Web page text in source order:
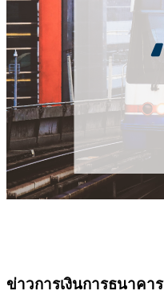
ข่าวการเงินการธนาคาร